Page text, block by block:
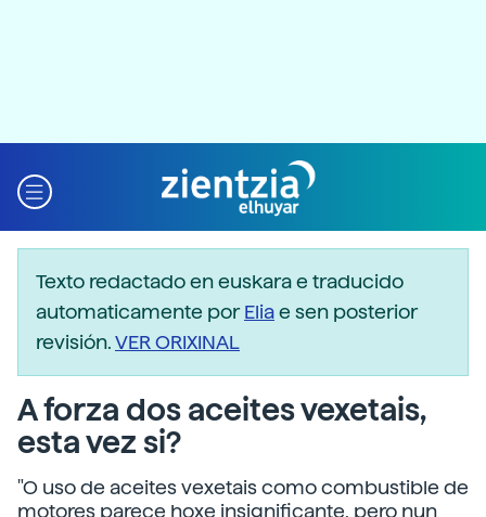
Texto redactado en euskara e traducido
automaticamente porEliae sen posterior
revisión.VER ORIXINAL
A forza dos aceites vexetais,
esta vez si?
"O uso de aceites vexetais como combustible de
motores parece hoxe insignificante, pero nun